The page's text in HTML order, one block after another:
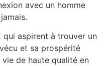
avec un homme
qui aspirent à trouver un
et sa prospérité
de haute qualité en